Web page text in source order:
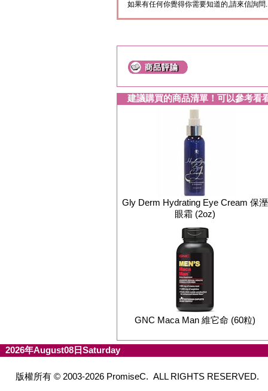
如果有任何你覺得你需要知道的,請來信詢問.
建議購買的商品清單！可以參考看
Gly Derm Hydrating Eye Cream 保溼
眼霜 (2oz)
GNC Maca Man 維它命 (60粒)
2026年August08日Saturday
版權所有 © 2003-2026 PromiseC. ALL RIGHTS RESERVED.